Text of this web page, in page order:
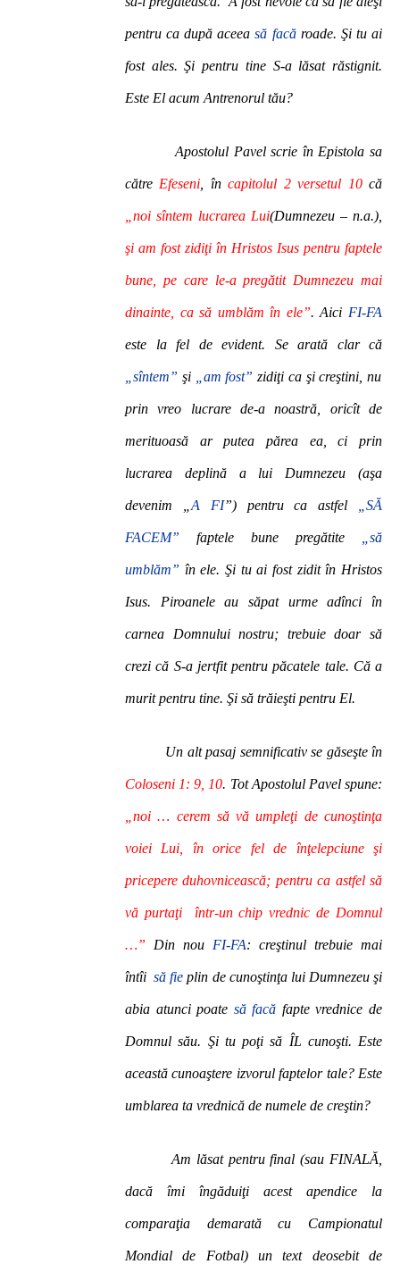
pentru ca după aceeasă facăroade. Şi tu ai
fost ales. Şi pentru tine S-a lăsat răstignit.
Este El acum Antrenorul tău?
Apostolul Pavel scrie în Epistola sa
către Efeseni , încapitolul 2 versetul 10 că
„noi sîntem lucrarea Lui(Dumnezeu – n.a.),
şi am fost zidiţi în Hristos Isus pentru faptele
bune, pe care le-a pregătit Dumnezeu mai
dinainte, ca să umblăm în ele”. Aici FI-FA
este la fel de evident. Se arată clar că
„sîntem” şi „am fost” zidiţi ca şi creştini, nu
prin vreo lucrare de-a noastră, oricît de
merituoasă ar putea părea ea, ci prin
lucrarea deplină a lui Dumnezeu (aşa
devenim „ A FI”) pentru ca astfel „SĂ
FACEM” faptele bune pregătite „să
umblăm” în ele. Şi tu ai fost zidit în Hristos
Isus. Piroanele au săpat urme adînci în
carnea Domnului nostru; trebuie doar să
crezi că S-a jertfit pentru păcatele tale. Că a
murit pentru tine. Şi să trăieşti pentru El.
Un alt pasaj semnificativ se găseşte în
Coloseni 1: 9, 10. Tot Apostolul Pavel spune:
„noi … cerem să vă umpleţi de cunoştinţa
voiei Lui, în orice fel de înţelepciune şi
pricepere duhovnicească; pentru ca astfel să
vă purtaţi într-un chip vrednic de Domnul
…” Din nou FI-FA: creştinul trebuie mai
întîisă fie plin de cunoştinţa lui Dumnezeu şi
abia atunci poate să facă fapte vrednice de
Domnul său. Şi tu poţi să ÎL cunoşti. Este
această cunoaştere izvorul faptelor tale? Este
umblarea ta vrednică de numele de creştin?
Am lăsat pentru final (sau FINALĂ,
dacă îmi îngăduiţi acest apendice la
comparaţia demarată cu Campionatul
Mondial de Fotbal) un text deosebit de